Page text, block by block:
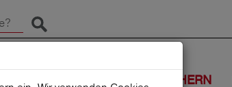
Suche starten
WIR VERSICHERN